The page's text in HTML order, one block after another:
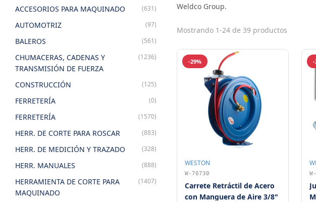
ACCESORIOS PARA MAQUINADO (631)
AUTOMOTRIZ (97)
BALEROS (561)
CHUMACERAS, CADENAS Y
TRANSMISIÓN DE FUERZA
(1236)
CONSTRUCCIÓN (125)
FERRETERÍA (0)
FERRETERÍA (1570)
HERR. DE CORTE PARA ROSCAR (883)
HERR. DE MEDICIÓN Y TRAZADO (328)
HERR. MANUALES (888)
HERRAMIENTA DE CORTE PARA
MAQUINADO
(1407)
Weldco Group.
Mostrando 1-24 de 39 productos
-29%
WESTON
W-70730
Carrete Retráctil de Acero
con Manguera de Aire 3/8"